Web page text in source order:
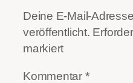
Deine E-Mail-
veröffentlicht.
markiert
Kommentar *